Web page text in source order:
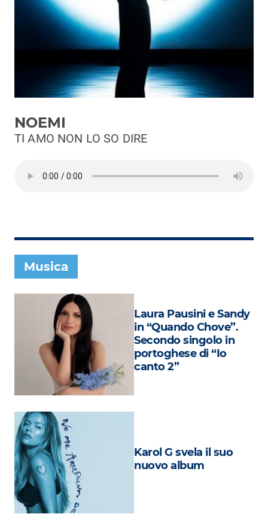
Novità
Subasio Playlist
Web Radio
Radio Subasio
Radio Subasio +
Radio Suby
Foto
Speciali
Oroscopo
Radio Subasio Music Club
Sanremo 2026
News
Musica
Cultura
Attualità
Costume
Extra
NOEMI
TI AMO NON LO SO DIRE
Musica
Laura Pausini e Sandy
in “Quando Chove”.
Secondo singolo in
portoghese di “Io
canto 2”
Karol G svela il suo
nuovo album